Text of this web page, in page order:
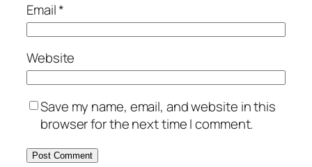
Email*
Website
Save my name, email, and website in this
browser for the next time I comment.